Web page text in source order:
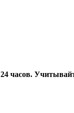
часов.